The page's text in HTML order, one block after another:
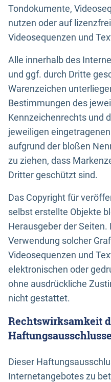
Tondokumente,
nutzen oder auf
Videosequenzen und
Alle innerhalb des
und ggf. durch Dritte
Warenzeichen
Bestimmungen des
Kennzeichenrechts und
jeweiligen
aufgrund der bloßen
zu ziehen, dass
Dritter geschützt sind.
Das Copyright für
selbst erstellte Objekte
Herausgeber der
Verwendung solcher
Videosequenzen und
elektronischen oder
ohne ausdrückliche
nicht gestattet.
Rechtswirksamkeit
Dieser
Internetangebotes zu